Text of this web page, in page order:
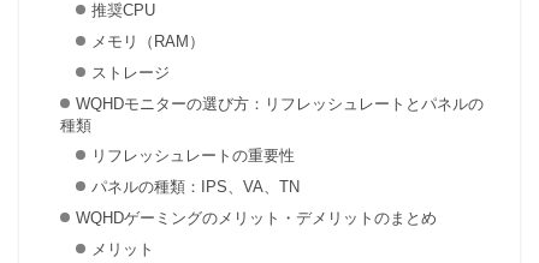
推奨CPU
メモリ（RAM）
ストレージ
WQHDモニターの選び方：リフレッシュレートとパネルの
種類
リフレッシュレートの重要性
パネルの種類：IPS、VA、TN
WQHDゲーミングのメリット・デメリットのまとめ
メリット